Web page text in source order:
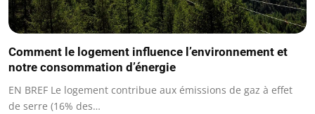
Comment le logement influence l’environnement et
notre consommation d’énergie
EN BREF Le logement contribue aux émissions de gaz à effet
de serre (16% des…